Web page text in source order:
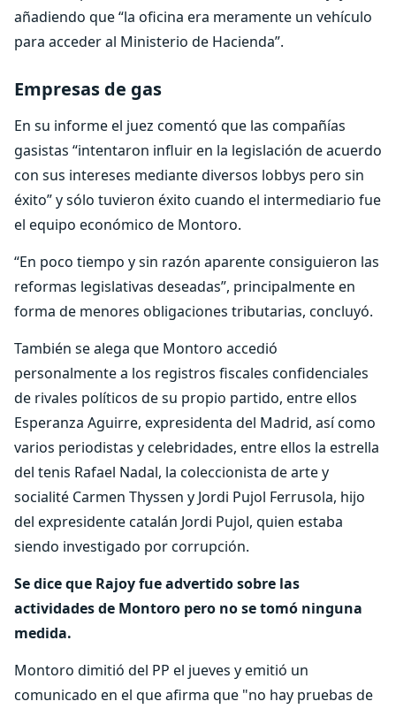
añadiendo que “la oficina era meramente un vehículo
para acceder al Ministerio de Hacienda”.
Empresas de gas
En su informe el juez comentó que las compañías
gasistas “intentaron influir en la legislación de acuerdo
con sus intereses mediante diversos lobbys pero sin
éxito” y sólo tuvieron éxito cuando el intermediario fue
el equipo económico de Montoro.
“En poco tiempo y sin razón aparente consiguieron las
reformas legislativas deseadas”, principalmente en
forma de menores obligaciones tributarias, concluyó.
También se alega que Montoro accedió
personalmente a los registros fiscales confidenciales
de rivales políticos de su propio partido, entre ellos
Esperanza Aguirre, expresidenta del Madrid, así como
varios periodistas y celebridades, entre ellos la estrella
del tenis Rafael Nadal, la coleccionista de arte y
socialité Carmen Thyssen y Jordi Pujol Ferrusola, hijo
del expresidente catalán Jordi Pujol, quien estaba
siendo investigado por corrupción.
Se dice que Rajoy fue advertido sobre las
actividades de Montoro pero no se tomó ninguna
medida.
Montoro dimitió del PP el jueves y emitió un
comunicado en el que afirma que "no hay pruebas de